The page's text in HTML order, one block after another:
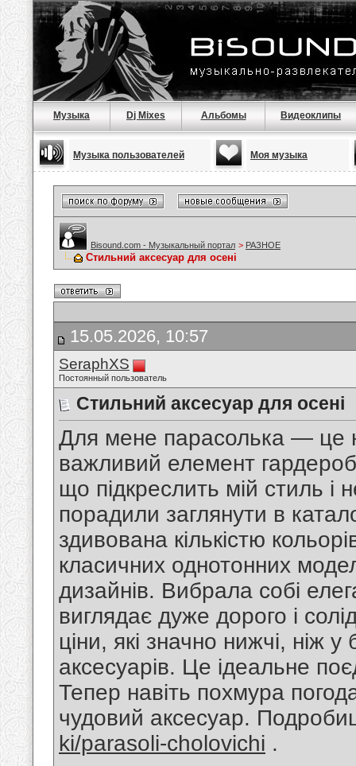
Музыка Dj Mixes Альбомы Видеоклипы
Музыка пользователей Моя музыка
Bisound.com - Музыкальный портал > РАЗНОЕ
Стильний аксесуар для осені
15.05.2026, 10:57
SeraphXS
Постоянный пользователь
Стильний аксесуар для осені
Для мене парасолька — це
важливий елемент
що підкреслить мій стиль і
порадили заглянути в
здивована кількістю
класичних однотонних
дизайнів. Вибрала собі
виглядає дуже дорого і
ціни, які значно нижчі, ніж
аксесуарів. Це ідеальне
Тепер навіть похмура
чудовий аксесуар.
ki/parasoli-cholovichi .